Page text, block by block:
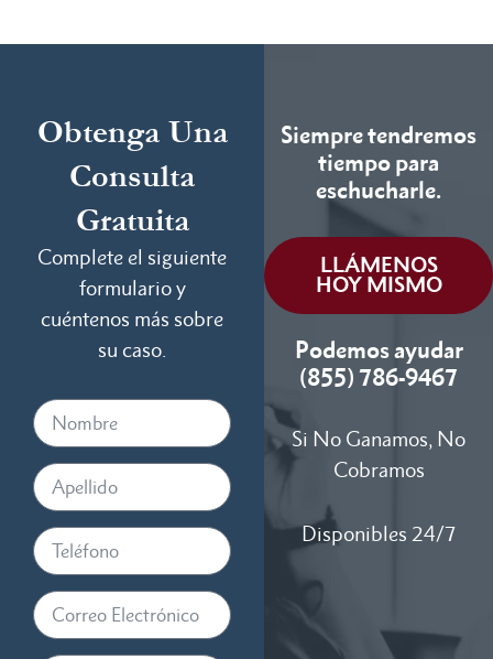
Obtenga Una
Consulta
Gratuita
Complete el siguiente
formulario y
cuéntenos más sobre
su caso.
Siempre tendremos
tiempo para
eschucharle.
LLÁMENOS
HOY MISMO
Podemos ayudar
(855) 786-9467
Si No Ganamos, No
Cobramos
Disponibles 24/7